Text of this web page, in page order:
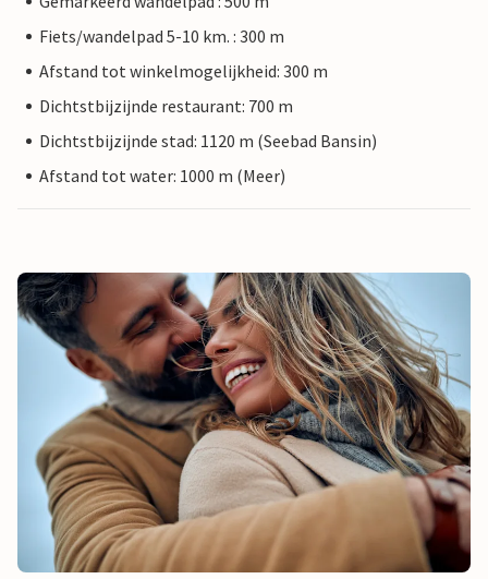
Fiets/wandelpad 5-10 km. : 300 m
Afstand tot winkelmogelijkheid: 300 m
Dichtstbijzijnde restaurant: 700 m
Dichtstbijzijnde stad: 1120 m (Seebad Bansin)
Afstand tot water: 1000 m (Meer)